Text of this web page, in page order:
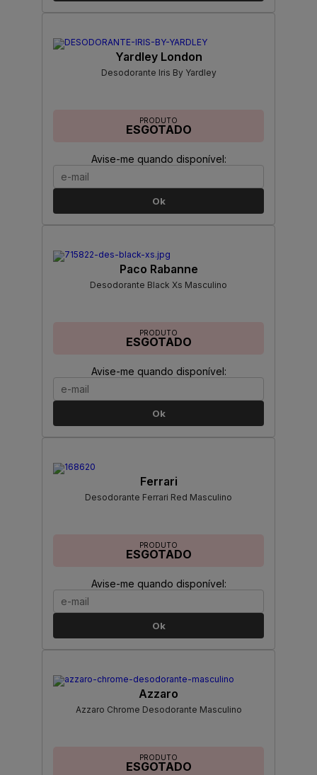
Yardley London
Desodorante Iris By Yardley
PRODUTO
ESGOTADO
Avise-me quando disponível:
Ok
Paco Rabanne
Desodorante Black Xs Masculino
PRODUTO
ESGOTADO
Avise-me quando disponível:
Ok
Ferrari
Desodorante Ferrari Red Masculino
PRODUTO
ESGOTADO
Avise-me quando disponível:
Ok
Azzaro
Azzaro Chrome Desodorante Masculino
PRODUTO
ESGOTADO